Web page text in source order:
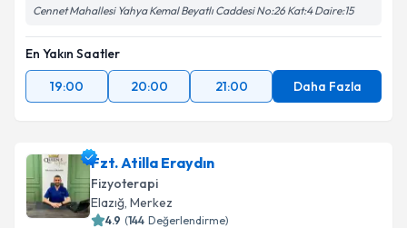
Cennet Mahallesi Yahya Kemal Beyatlı Caddesi No:26 Kat:4 Daire:15
En Yakın Saatler
19:00
20:00 21:00 Daha Fazla
Fzt. Atilla Eraydın
Fizyoterapi
Elazığ, Merkez
4.9 (144 Değerlendirme)